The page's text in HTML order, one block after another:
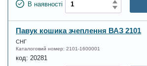
В наявності
Павук кошика зчеплення ВАЗ 2101
СНГ
Каталоговий номер: 2101-1600001
код: 20281